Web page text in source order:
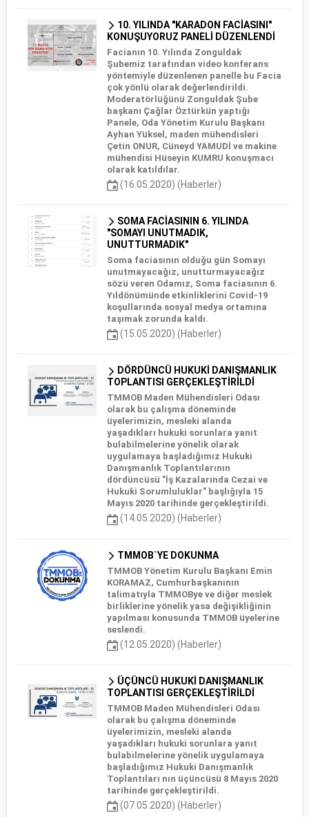
10. YILINDA "KARADON FACİASINI"
KONUŞUYORUZ PANELİ DÜZENLENDİ
Facianın 10. Yılında Zonguldak
Şubemiz tarafından video konferans
yöntemiyle düzenlenen panelle bu Facia
çok yönlü olarak değerlendirildi.
Moderatörlüğünü Zonguldak Şube
başkanı Çağlar Öztürkün yaptığı
Panele, Oda Yönetim Kurulu Başkanı
Ayhan Yüksel, maden mühendisleri
Çetin ONUR, Cüneyd YAMUDİ ve makine
mühendisi Hüseyin KUMRU konuşmacı
olarak katıldılar.
(16.05.2020) (Haberler)
SOMA FACİASININ 6. YILINDA
"SOMAYI UNUTMADIK,
UNUTTURMADIK"
Soma faciasının olduğu gün Somayı
unutmayacağız, unutturmayacağız
sözü veren Odamız, Soma faciasının 6.
Yıldönümünde etkinliklerini Covid-19
koşullarında sosyal medya ortamına
taşımak zorunda kaldı.
(15.05.2020) (Haberler)
DÖRDÜNCÜ HUKUKİ DANIŞMANLIK
TOPLANTISI GERÇEKLEŞTİRİLDİ
TMMOB Maden Mühendisleri Odası
olarak bu çalışma döneminde
üyelerimizin, mesleki alanda
yaşadıkları hukuki sorunlara yanıt
bulabilmelerine yönelik olarak
uygulamaya başladığımız Hukuki
Danışmanlık Toplantılarının
dördüncüsü "İş Kazalarında Cezai ve
Hukuki Sorumluluklar" başlığıyla 15
Mayıs 2020 tarihinde gerçekleştirildi.
(14.05.2020) (Haberler)
TMMOB`YE DOKUNMA
TMMOB Yönetim Kurulu Başkanı Emin
KORAMAZ, Cumhurbaşkanının
talimatıyla TMMOBye ve diğer meslek
birliklerine yönelik yasa değişikliğinin
yapılması konusunda TMMOB üyelerine
seslendi.
(12.05.2020) (Haberler)
ÜÇÜNCÜ HUKUKİ DANIŞMANLIK
TOPLANTISI GERÇEKLEŞTİRİLDİ
TMMOB Maden Mühendisleri Odası
olarak bu çalışma döneminde
üyelerimizin, mesleki alanda
yaşadıkları hukuki sorunlara yanıt
bulabilmelerine yönelik uygulamaya
başladığımız Hukuki Danışmanlık
Toplantıları nın üçüncüsü 8 Mayıs 2020
tarihinde gerçekleştirildi.
(07.05.2020) (Haberler)